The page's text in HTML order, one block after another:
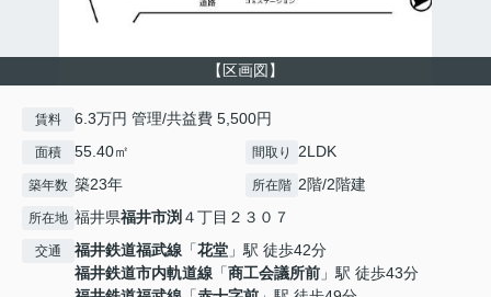
【区画図】
賃料 6.3万円 管理/共益費 5,500円
面積 55.40㎡ 間取り 2LDK
築年数 築23年 所在階 2階/2階建
所在地 福井県福井市渕 ４丁目２３０７
交通 福井鉄道福武線 「花堂 」駅 徒歩42分
福井鉄道市内軌道線 「商工会議所前 」駅 徒歩43分